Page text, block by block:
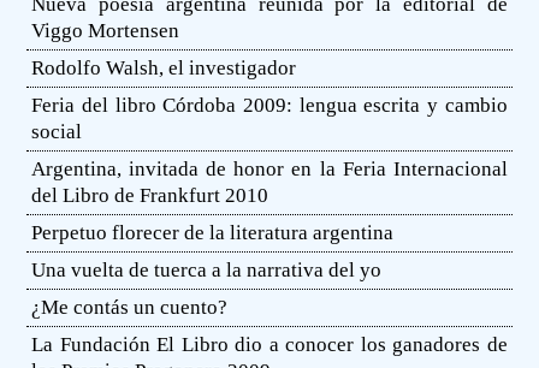
Viggo Mortensen
Rodolfo Walsh, el investigador
Feria del libro Córdoba 2009: lengua escrita y cambio
social
Argentina, invitada de honor en la Feria Internacional
del Libro de Frankfurt 2010
Perpetuo florecer de la literatura argentina
Una vuelta de tuerca a la narrativa del yo
¿Me contás un cuento?
La Fundación El Libro dio a conocer los ganadores de